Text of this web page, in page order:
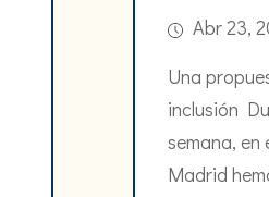
Abr 23,
Una
inclusión
semana, en
Madrid